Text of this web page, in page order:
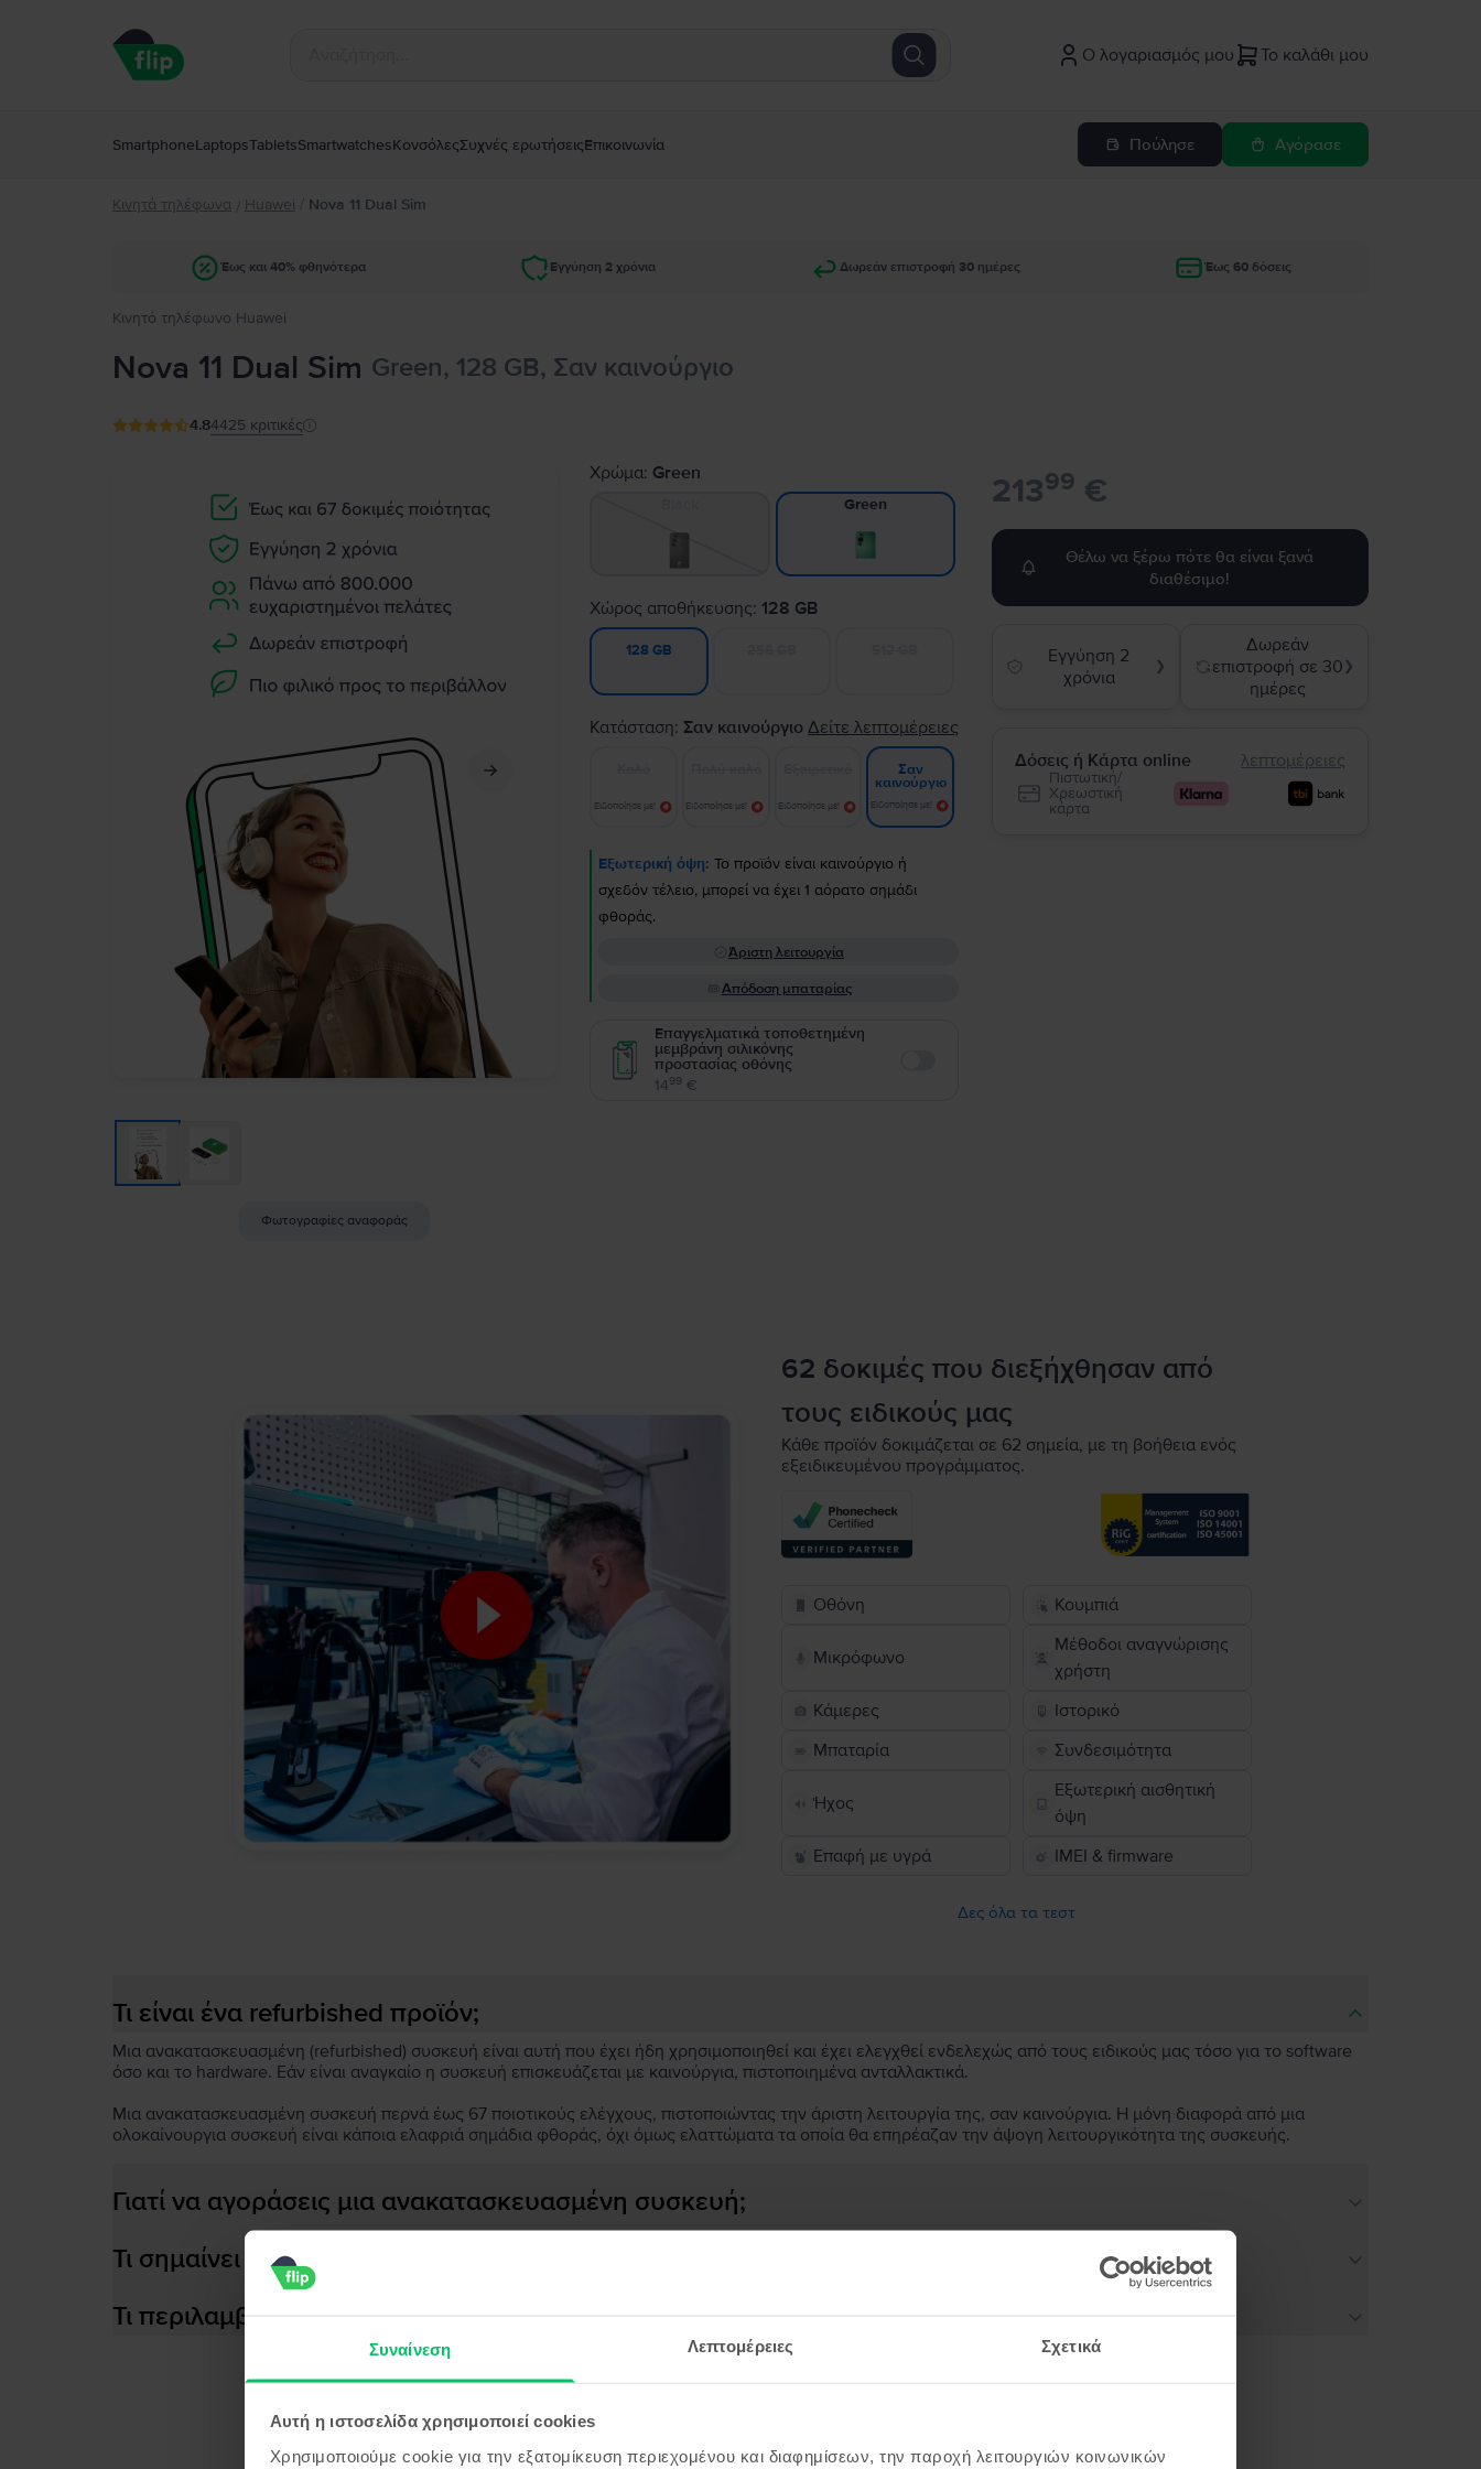
Συναίνεση Λεπτομέρειες Σχετικά
Αυτή η ιστοσελίδα χρησιμοποιεί cookies
Χρησιμοποιούμε cookie για την εξατομίκευση περιεχομένου και διαφημίσεων, την παροχή λειτουργιών κοινωνικών
Ο λογαριασμός μου Το καλάθι μου
SmartphoneLaptopsTabletsSmartwatchesΚονσόλεςΣυχνές ερωτήσειςΕπικοινωνία Πούλησε Αγόρασε
Κινητά τηλέφωνα / Huawei / Nova 11 Dual Sim
Έως και 40% φθηνότερα Εγγύηση 2 χρόνια Δωρεάν επιστροφή 30 ημέρες Έως 60 δόσεις
Κινητό τηλέφωνο Huawei
Nova 11 Dual Sim Green, 128 GB, Σαν καινούργιο
4.84425 κριτικές
Φωτογραφίες αναφοράς
Χρώμα: Green
Green
Χώρος αποθήκευσης: 128 GB
128 GB
Κατάσταση: Σαν καινούργιο Δείτε λεπτομέρειες
Ειδοποίησε με! Ειδοποίησε με! Ειδοποίησε με!
Σαν
καινούργιο
Ειδοποίησε με!
Εξωτερική όψη: Το προϊόν είναι καινούργιο ή
σχεδόν τέλειο, μπορεί να έχει 1 αόρατο σημάδι
φθοράς.
Άριστη λειτουργία
Απόδοση μπαταρίας
Επαγγελματικά τοποθετημένη
μεμβράνη σιλικόνης
προστασίας οθόνης
1499 €
21399 €
Θέλω να ξέρω πότε θα είναι ξανά
διαθέσιμο!
Εγγύηση 2
χρόνια
❯
Δωρεάν
επιστροφή σε 30
ημέρες
❯
Δόσεις ή Κάρτα online λεπτομέρειες
Πιστωτική/
Χρεωστική
κάρτα
62 δοκιμές που διεξήχθησαν από
τους ειδικούς μας
Κάθε προϊόν δοκιμάζεται σε 62 σημεία, με τη βοήθεια ενός
εξειδικευμένου προγράμματος.
Οθόνη Κουμπιά
Μικρόφωνο
Μέθοδοι αναγνώρισης
χρήστη
Κάμερες
Ιστορικό
Μπαταρία
Συνδεσιμότητα
Ήχος
Εξωτερική αισθητική
όψη
Επαφή με υγρά
IMEI & firmware
Δες όλα τα τεστ
Τι είναι ένα refurbished προϊόν;
Μια ανακατασκευασμένη (refurbished) συσκευή είναι αυτή που έχει ήδη χρησιμοποιηθεί και έχει ελεγχθεί ενδελεχώς από τους ειδικούς μας τόσο για το software
όσο και το hardware. Εάν είναι αναγκαίο η συσκευή επισκευάζεται με καινούργια, πιστοποιημένα ανταλλακτικά.
Μια ανακατασκευασμένη συσκευή περνά έως 67 ποιοτικούς ελέγχους, πιστοποιώντας την άριστη λειτουργία της, σαν καινούργια. Η μόνη διαφορά από μια
ολοκαίνουργια συσκευή είναι κάποια ελαφριά σημάδια φθοράς, όχι όμως ελαττώματα τα οποία θα επηρέαζαν την άψογη λειτουργικότητα της συσκευής.
Γιατί να αγοράσεις μια ανακατασκευασμένη συσκευή;
Τι σημαίνει αποδοτική μπαταρία;
Τι περιλαμβάνεται στο κουτί της συσκευής;
Προϊόντα παρόμοια με την αναζήτησή σου